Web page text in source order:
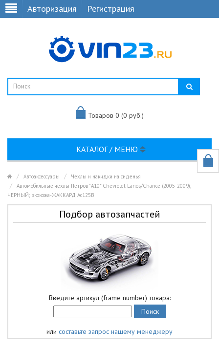
Авторизация Регистрация
Товаров 0 (0 руб.)
КАТАЛОГ / МЕНЮ
Автоаксессуары
Чехлы и накидки на сиденья
Автомобильные чехлы Петров "А10" Chevrolet Lanos/Chance (2005-2009);
ЧЕРНЫЙ; экокожа-ЖАККАРД Ac125B
Подбор автозапчастей
Введите артикул (frame number) товара:
или составьте запрос нашему менеджеру